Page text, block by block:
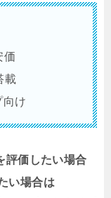
価
載
向け
評価したい場合
い場合は